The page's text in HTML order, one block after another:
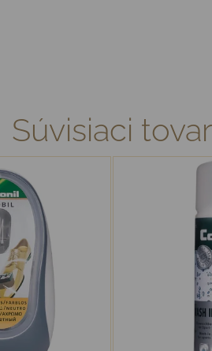
Súvisiaci tovar